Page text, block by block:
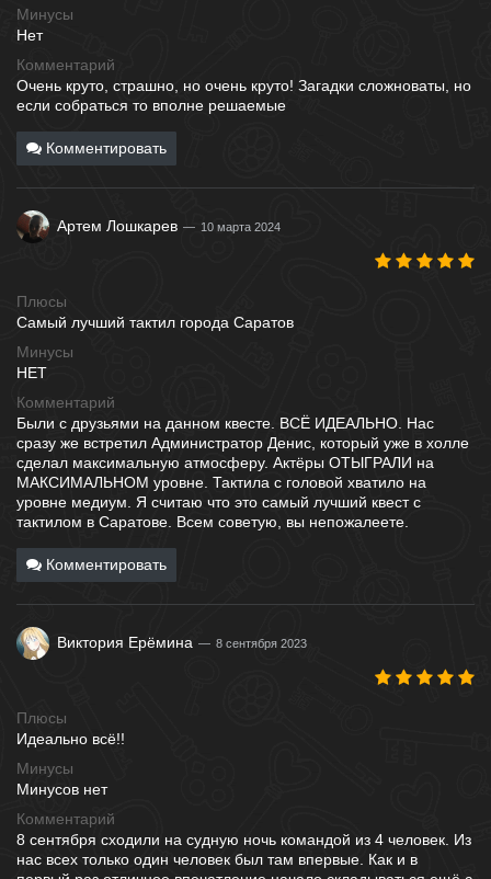
Минусы
Нет
Комментарий
Очень круто, страшно, но очень круто! Загадки сложноваты, но
если собраться то вполне решаемые
Комментировать
Артем Лошкарев 10 марта 2024
Плюсы
Самый лучший тактил города Саратов
Минусы
НЕТ
Комментарий
Были с друзьями на данном квесте. ВСЁ ИДЕАЛЬНО. Нас
сразу же встретил Администратор Денис, который уже в холле
сделал максимальную атмосферу. Актёры ОТЫГРАЛИ на
МАКСИМАЛЬНОМ уровне. Тактила с головой хватило на
уровне медиум. Я считаю что это самый лучший квест с
тактилом в Саратове. Всем советую, вы непожалеете.
Комментировать
Виктория Ерёмина 8 сентября 2023
Плюсы
Идеально всё!!
Минусы
Минусов нет
Комментарий
8 сентября сходили на судную ночь командой из 4 человек. Из
нас всех только один человек был там впервые. Как и в